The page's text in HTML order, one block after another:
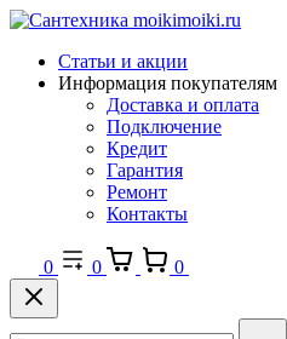
Статьи и акции
Информация покупателям
Доставка и оплата
Подключение
Кредит
Гарантия
Ремонт
Контакты
0 0 0